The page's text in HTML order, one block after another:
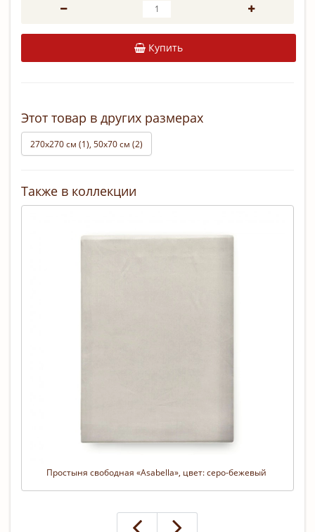
Купить
Этот товар в других размерах
270х270 см (1), 50х70 см (2)
Также в коллекции
Простыня свободная «Asabella», цвет: серо-бежевый